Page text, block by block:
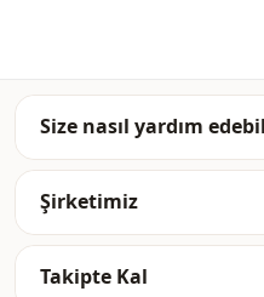
قماش بوليستر
الفئة كاب
الطول الركبة
الأناقة
Size nasıl yardım
Şirketimiz
Takipte Kal